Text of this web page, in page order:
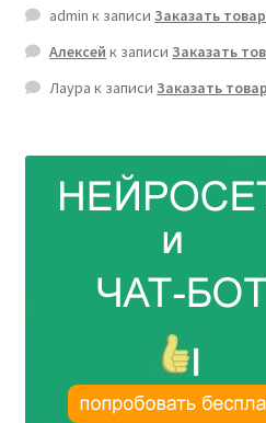
admin к записиЗаказать
Алексей к записиЗаказать
Лаура к записиЗаказать